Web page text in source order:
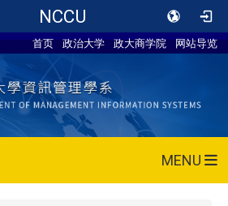
NCCU
首页 政治大学 政大商学院 网站导览
MENU